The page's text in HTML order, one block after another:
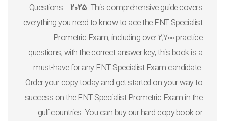
Questions –2025. This comprehensive guide covers
everything you need to know to ace the ENT Specialist
Prometric Exam, including over 2,700 practice
questions, with the correct answer key, this book is a
must-have for any ENT Specialist Exam candidate.
Order your copy today and get started on your way to
success on the ENT Specialist Prometric Exam in the
gulf countries. You can buy our hard copy book or